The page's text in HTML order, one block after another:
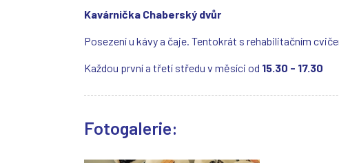
Kavárnička Chaberský dvůr
Posezení u kávy a čaje. Tentokrát s rehabilitačním
Každou první a třetí středu v měsíci od 15.30 - 17.30
Fotogalerie: